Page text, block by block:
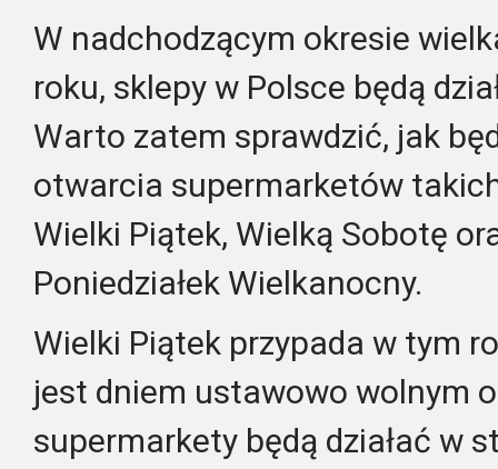
W nadchodzącym okresie
roku, sklepy w Polsce będą
Warto zatem sprawdzić, jak
otwarcia supermarketów
Wielki Piątek, Wielką Sobotę
Poniedziałek Wielkanocny.
Wielki Piątek przypada w tym
jest dniem ustawowo wolnym
supermarkety będą działać w